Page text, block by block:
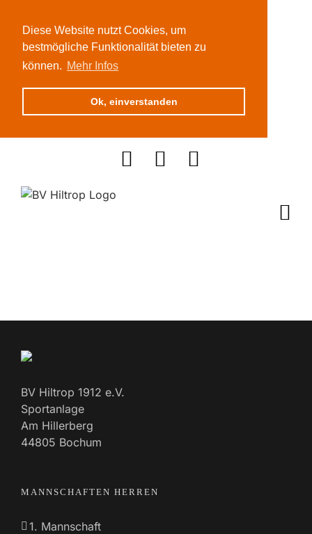
Diese Website nutzt Cookies, um
bestmögliche Funktionalität bieten zu
können. Mehr Infos
Ok, einverstanden
BV Hiltrop 1912 e.V.
Sportanlage
Am Hillerberg
44805 Bochum
MANNSCHAFTEN HERREN
1. Mannschaft